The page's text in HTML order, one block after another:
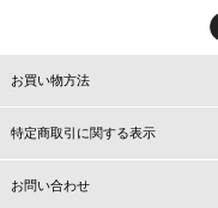
お買い物方法
特定商取引に関する表示
お問い合わせ